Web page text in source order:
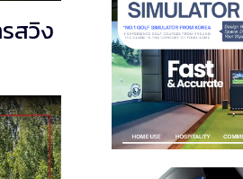
สวิง